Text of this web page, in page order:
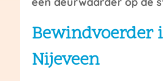
Bewindvoerder
Nijeveen